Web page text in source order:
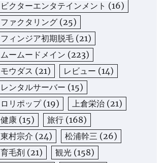
ビクターエンタテインメント (16)
ファクタリング (25)
フィンジア初期脱毛 (21)
ムームードメイン (223)
モウダス (21) レビュー (14)
レンタルサーバー (15)
ロリポップ(19) 上倉栄治 (21)
健康 (15) 旅行 (168)
東村宗介 (24) 松浦幹三 (26)
育毛剤 (21) 観光 (158)